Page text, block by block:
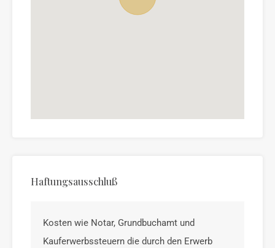
Haftungsausschluß
Kosten wie Notar, Grundbuchamt und
Kauferwerbssteuern die durch den Erwerb